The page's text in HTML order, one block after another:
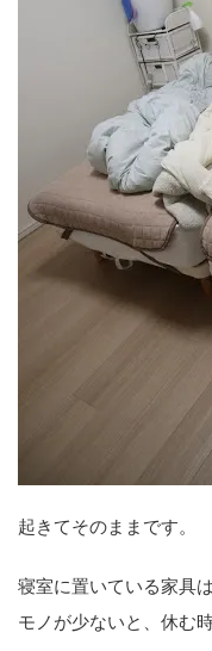
起きてそのままです。
寝室に置いている家具は
モノが少ないと、休む